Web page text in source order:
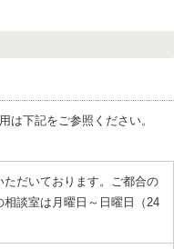
は下記をご参照ください。
だいております。ご都合の
談室は月曜日～日曜日（24